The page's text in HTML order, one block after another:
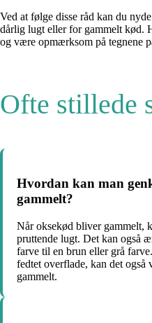
Ved at følge disse råd kan du
dårlig lugt eller for gammelt kød.
og være opmærksom på tegnene
Ofte stillede
Hvordan kan man
gammelt?
Når oksekød bliver gammelt,
pruttende lugt. Det kan også
farve til en brun eller grå
fedtet overflade, kan det også
gammelt.